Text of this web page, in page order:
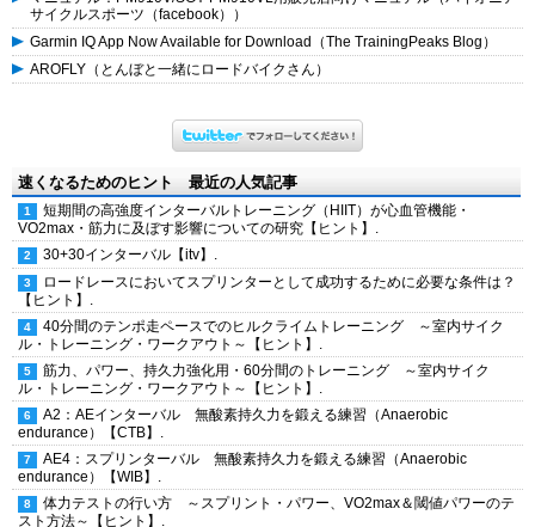
サイクルスポーツ（facebook））
Garmin IQ App Now Available for Download（The TrainingPeaks Blog）
AROFLY（とんぼと一緒にロードバイクさん）
速くなるためのヒント 最近の人気記事
短期間の高強度インターバルトレーニング（HIIT）が心血管機能・
VO2max・筋力に及ぼす影響についての研究【ヒント】.
30+30インターバル【itv】.
ロードレースにおいてスプリンターとして成功するために必要な条件は？
【ヒント】.
40分間のテンポ走ペースでのヒルクライムトレーニング ～室内サイク
ル・トレーニング・ワークアウト～【ヒント】.
筋力、パワー、持久力強化用・60分間のトレーニング ～室内サイク
ル・トレーニング・ワークアウト～【ヒント】.
A2：AEインターバル 無酸素持久力を鍛える練習（Anaerobic
endurance）【CTB】.
AE4：スプリンターバル 無酸素持久力を鍛える練習（Anaerobic
endurance）【WIB】.
体力テストの行い方 ～スプリント・パワー、VO2max＆閾値パワーのテ
スト方法～【ヒント】.